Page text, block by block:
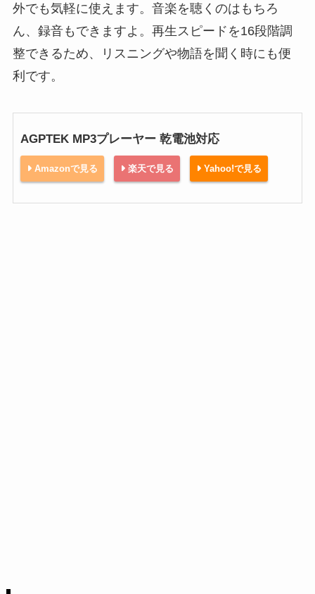
外でも気軽に使えます。音楽を聴くのはもちろ
ん、録音もできますよ。再生スピードを16段階調
整できるため、リスニングや物語を聞く時にも便
利です。
AGPTEK MP3プレーヤー 乾電池対応
Amazonで見る 楽天で見る Yahoo!で見る